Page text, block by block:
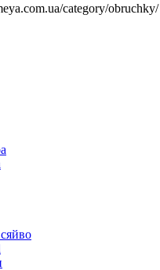
category/obruchky/